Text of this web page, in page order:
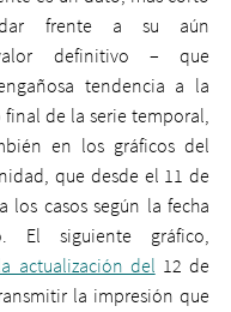
frente a su aún
definitivo – que
tendencia a la
de la serie temporal,
en los gráficos del
que desde el 11 de
los casos según la fecha
El siguiente gráfico,
actualización del 12 de
la impresión que